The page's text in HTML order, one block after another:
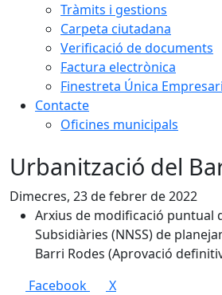
Tràmits i gestions
Carpeta ciutadana
Verificació de documents
Factura electrònica
Finestreta Única
Contacte
Oficines municipals
Urbanització del
Dimecres, 23 de febrer de 2022
Arxius de modificació puntual
Subsidiàries (NNSS) de
Barri Rodes (Aprovació
Facebook
X